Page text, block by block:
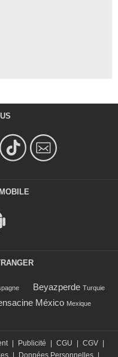
Beyazperde Turquie
México Mexique
| Publicité | CGU | CGV |
| Données Personnelles |